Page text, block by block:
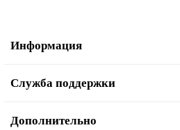
Информация
Служба поддержки
Дополнительно